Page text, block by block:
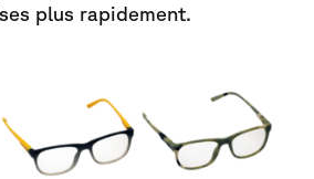
plus rapidement.